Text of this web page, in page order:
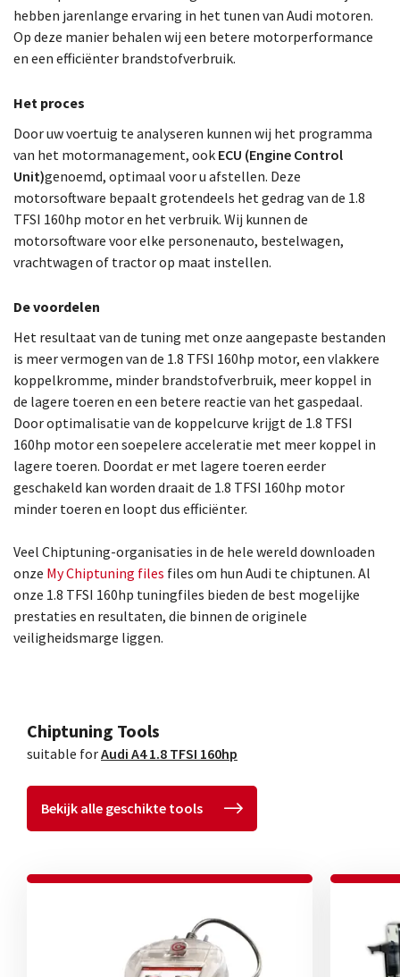
hebben jarenlange ervaring in het tunen van Audi motoren.
Op deze manier behalen wij een betere motorperformance
en een efficiënter brandstofverbruik.
Het proces
Door uw voertuig te analyseren kunnen wij het programma
van het motormanagement, ook ECU (Engine Control
Unit)genoemd, optimaal voor u afstellen. Deze
motorsoftware bepaalt grotendeels het gedrag van de 1.8
TFSI 160hp motor en het verbruik. Wij kunnen de
motorsoftware voor elke personenauto, bestelwagen,
vrachtwagen of tractor op maat instellen.
De voordelen
Het resultaat van de tuning met onze aangepaste bestanden
is meer vermogen van de 1.8 TFSI 160hp motor, een vlakkere
koppelkromme, minder brandstofverbruik, meer koppel in
de lagere toeren en een betere reactie van het gaspedaal.
Door optimalisatie van de koppelcurve krijgt de 1.8 TFSI
160hp motor een soepelere acceleratie met meer koppel in
lagere toeren. Doordat er met lagere toeren eerder
geschakeld kan worden draait de 1.8 TFSI 160hp motor
minder toeren en loopt dus efficiënter.
Veel Chiptuning-organisaties in de hele wereld downloaden
onze My Chiptuning files files om hun Audi te chiptunen. Al
onze 1.8 TFSI 160hp tuningfiles bieden de best mogelijke
prestaties en resultaten, die binnen de originele
veiligheidsmarge liggen.
Chiptuning Tools
suitable forAudi A4 1.8 TFSI 160hp
Bekijk alle geschikte tools